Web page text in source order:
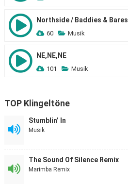
Northside / Baddies & Bares
60 Musik
NE,NE,NE
101 Musik
TOP Klingeltöne
Stumblin’ In
Musik
The Sound Of Silence Remix
Marimba Remix